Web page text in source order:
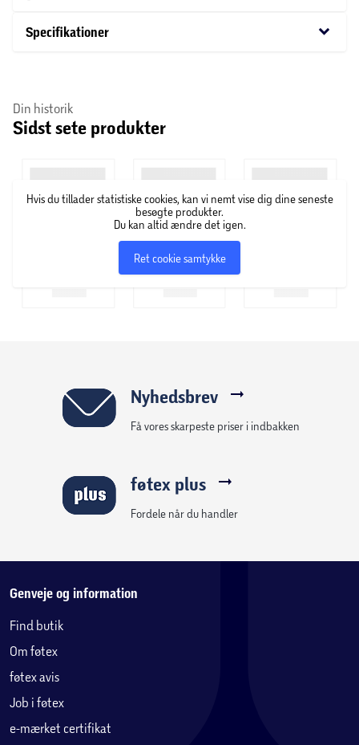
Specifikationer keyboard_arrow_down
Din historik
Sidst sete produkter
Hvis du tillader statistiske cookies, kan vi nemt vise dig dine seneste
besøgte produkter.
Du kan altid ændre det igen.
Ret cookie samtykke
Nyhedsbrev
Få vores skarpeste priser i indbakken
føtex plus
Fordele når du handler
Genveje og information
Find butik
Om føtex
føtex avis
Job i føtex
e-mærket certifikat